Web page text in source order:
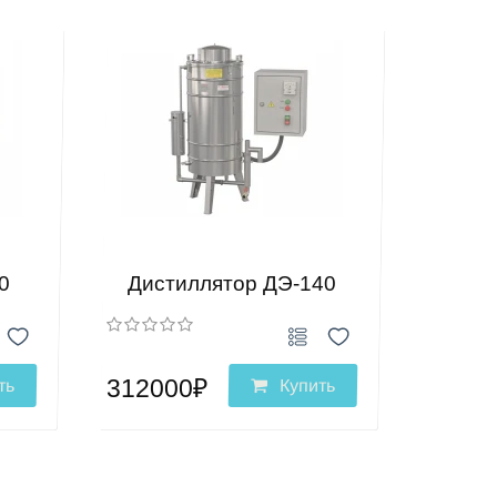
Дистиллятор ДЭ-140
312000₽ Купить